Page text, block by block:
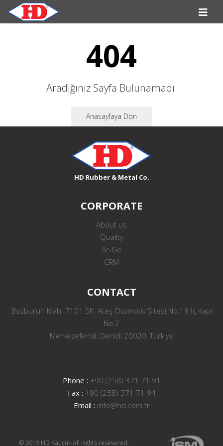
404
Aradığınız Sayfa Bulunamadı.
Anasayfaya Dön
HD Rubber & Metal Co.
CORPORATE
About us
Quality
Ar-Ge
CRM
CONTACT
Bozburun Mah. 7101 SK. Ateş Otomotiv Sitesi No:18 İç Kapı
No:2
Merkezefendi, Denizli 20020, Türkiye
Phone : +90 (258) 371 71 91
Fax : +90 (258) 371 71 94
Email : info@hd.com.tr
© 2019 HD Kauçuk All rights resevered.